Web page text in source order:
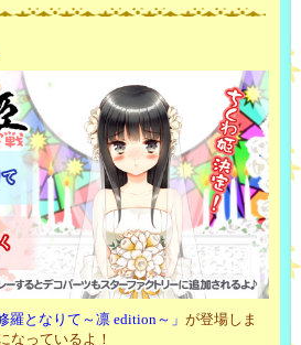
羅となりて～凛 edition～」 が登場しま
なっているよ！